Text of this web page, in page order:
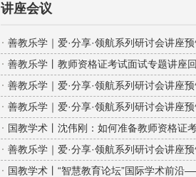
讲座会议
善教乐学｜爱·分享·领航系列研讨会讲
善教乐学丨教师资格证考试面试专题讲座
善教乐学｜爱·分享·领航系列研讨会讲
善教乐学｜爱·分享·领航系列研讨会讲
国教学术丨沈伟刚：如何准备教师资格证
善教乐学｜爱·分享·领航系列研讨会讲
国教学术丨“智慧教育论坛”国际学术前沿